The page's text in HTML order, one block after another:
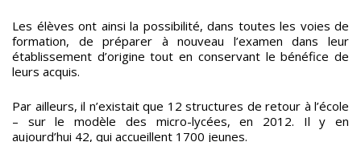
Les élèves ont ainsi la possibilité, dans toutes les voies de
formation, de préparer à nouveau l’examen dans leur
établissement d’origine tout en conservant le bénéfice de
leurs acquis.
Par ailleurs, il n’existait que 12 structures de retour à l’école
– sur le modèle des micro-lycées, en 2012. Il y en
aujourd’hui 42, qui accueillent 1700 jeunes.